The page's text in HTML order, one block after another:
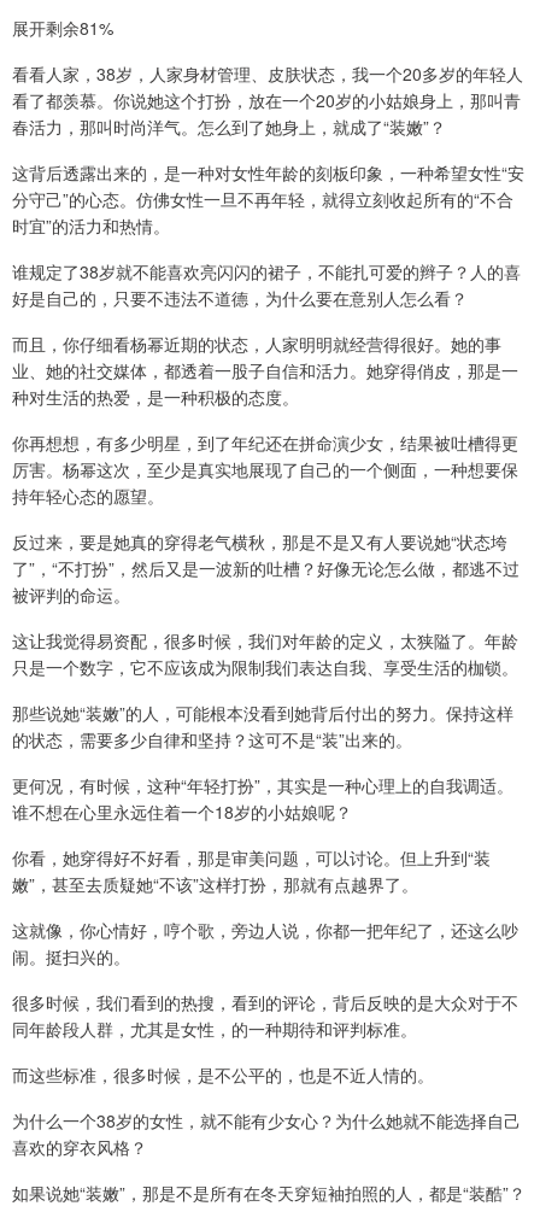
展开剩余81%
看看人家，38岁，人家身材管理、皮肤状态，我一个20多岁的年轻人
看了都羡慕。你说她这个打扮，放在一个20岁的小姑娘身上，那叫青
春活力，那叫时尚洋气。怎么到了她身上，就成了“装嫩”？
这背后透露出来的，是一种对女性年龄的刻板印象，一种希望女性“安
分守己”的心态。仿佛女性一旦不再年轻，就得立刻收起所有的“不合
时宜”的活力和热情。
谁规定了38岁就不能喜欢亮闪闪的裙子，不能扎可爱的辫子？人的喜
好是自己的，只要不违法不道德，为什么要在意别人怎么看？
而且，你仔细看杨幂近期的状态，人家明明就经营得很好。她的事
业、她的社交媒体，都透着一股子自信和活力。她穿得俏皮，那是一
种对生活的热爱，是一种积极的态度。
你再想想，有多少明星，到了年纪还在拼命演少女，结果被吐槽得更
厉害。杨幂这次，至少是真实地展现了自己的一个侧面，一种想要保
持年轻心态的愿望。
反过来，要是她真的穿得老气横秋，那是不是又有人要说她“状态垮
了”，“不打扮”，然后又是一波新的吐槽？好像无论怎么做，都逃不过
被评判的命运。
这让我觉得易资配，很多时候，我们对年龄的定义，太狭隘了。年龄
只是一个数字，它不应该成为限制我们表达自我、享受生活的枷锁。
那些说她“装嫩”的人，可能根本没看到她背后付出的努力。保持这样
的状态，需要多少自律和坚持？这可不是“装”出来的。
更何况，有时候，这种“年轻打扮”，其实是一种心理上的自我调适。
谁不想在心里永远住着一个18岁的小姑娘呢？
你看，她穿得好不好看，那是审美问题，可以讨论。但上升到“装
嫩”，甚至去质疑她“不该”这样打扮，那就有点越界了。
这就像，你心情好，哼个歌，旁边人说，你都一把年纪了，还这么吵
闹。挺扫兴的。
很多时候，我们看到的热搜，看到的评论，背后反映的是大众对于不
同年龄段人群，尤其是女性，的一种期待和评判标准。
而这些标准，很多时候，是不公平的，也是不近人情的。
为什么一个38岁的女性，就不能有少女心？为什么她就不能选择自己
喜欢的穿衣风格？
如果说她“装嫩”，那是不是所有在冬天穿短袖拍照的人，都是“装酷”？